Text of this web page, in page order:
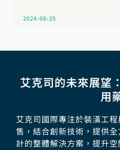
2024-08-25
艾克司的未來展望
用
艾克司國際專注於裝潢工
售，結合創新技術，提供
計的整體解決方案，提升空